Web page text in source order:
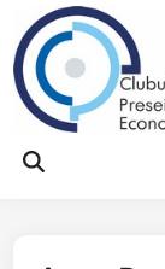
Перейти
содержимому
Открыть